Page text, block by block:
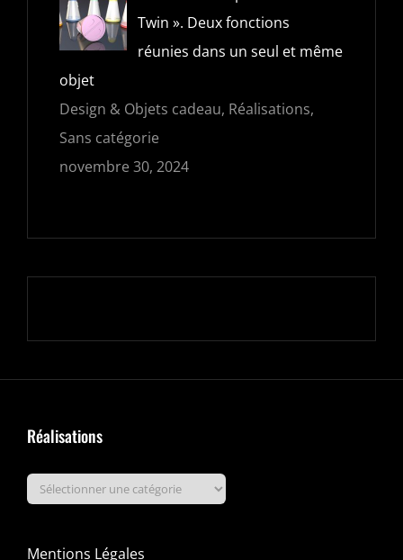
Twin ». Deux fonctions
réunies dans un seul et même
objet
Design & Objets cadeau, Réalisations,
Sans catégorie
novembre 30, 2024
Réalisations
Mentions Légales